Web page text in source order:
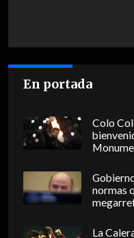
En portada
Colo
normas
La